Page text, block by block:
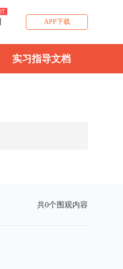
APP下载
实习指导文档
共0个围观内容